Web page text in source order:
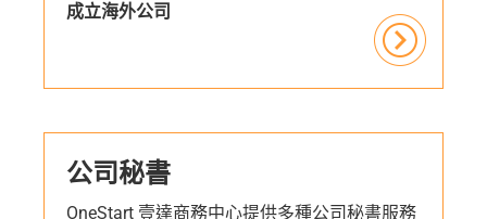
成立海外公司
公司秘書
OneStart 壹達商務中心提供多種公司秘書服務